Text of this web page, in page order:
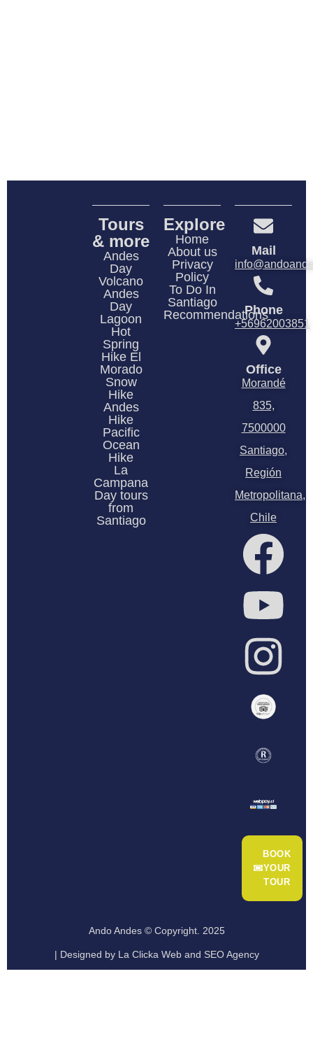
Tours
& more
Andes
Day
Volcano
Andes
Day
Lagoon
Hot
Spring
Hike El
Morado
Snow
Hike
Andes
Hike
Pacific
Ocean
Hike
La
Campana
Day tours
from
Santiago
Explore
Home
About us
Privacy
Policy
To Do In
Santiago
Recommendations
Mail
Phone
+56962003851
Office
Morandé
835,
7500000
Santiago,
Región
Metropolitana,
Chile
BOOK
YOUR
TOUR
Ando Andes © Copyright. 2025
| Designed by La Clicka Web and SEO Agency